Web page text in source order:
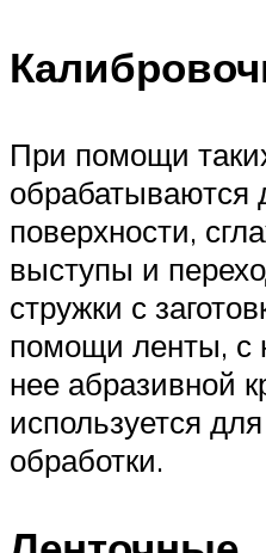
При помощи
обрабатываются
поверхности,
выступы и
стружки с
помощи ленты, с
нее абразивной
используется
обработки.